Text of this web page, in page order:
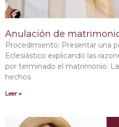
Anulación de
Procedimiento: Presentar una
Eclesiástico explicando las
por terminado el matrimonio.
hechos
Leer »